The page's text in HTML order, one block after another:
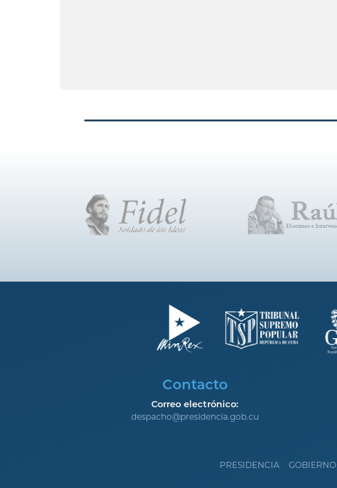
Contacto
Correo electrónico:
despacho@presidencia.gob.cu
PRESIDENCIA GOBIERNO